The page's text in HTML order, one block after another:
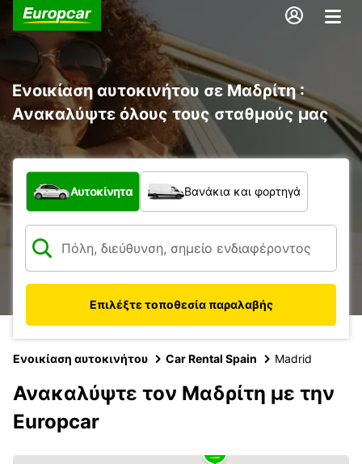
Ενοικίαση αυτοκινήτου σε Μαδρίτη :
Ανακαλύψτε όλους τους σταθμούς μας
Τι τύπος οχήματος;
Αυτοκίνητα Βανάκια και φορτηγά
Επιλέξτε τοποθεσία παραλαβής
Ενοικίαση αυτοκινήτου Car Rental Spain Madrid
Ανακαλύψτε τον Μαδρίτη με την
Europcar